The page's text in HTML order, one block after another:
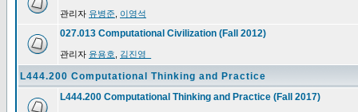
관리자 유병준 이영석
027.013 Computational Civilization (Fall 2012)
관리자 윤용호 김진영_
L444.200 Computational Thinking and Practice
L444.200 Computational Thinking and Practice (Fall 2017)